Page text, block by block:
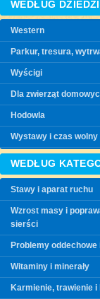
WEDŁUG
Western
Parkur, tresura,
Wyścigi
Dla zwierząt
Hodowla
Wystawy i czas wolny
WEDŁUG
Stawy i aparat ruchu
Wzrost masy i
sierści
Problemy oddechowe
Witaminy i minerały
Karmienie, trawienie i